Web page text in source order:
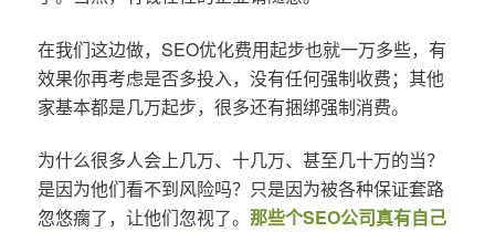
在我们这边做，SEO优化费用起步也就一万多些，有
效果你再考虑是否多投入，没有任何强制收费；其他
家基本都是几万起步，很多还有捆绑强制消费。
为什么很多人会上几万、十几万、甚至几十万的当？
是因为他们看不到风险吗？只是因为被各种保证套路
忽悠瘸了，让他们忽视了。 那些个SEO公司真有自己